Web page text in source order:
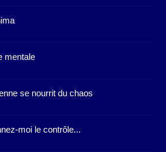
mentale
se nourrit du chaos
moi le contrôle...